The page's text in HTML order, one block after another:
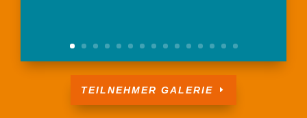
TEILNEHMER GALERIE